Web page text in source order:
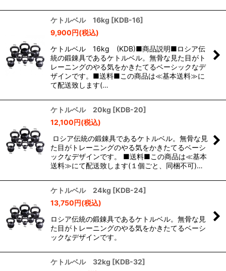
ケトルベル 16kg [KDB-16]
9,900円(税込)
ケトルベル 16kg (KDB)■商品説明■ロシア伝
統の鍛錬具であるケトルベル。無骨な見た目がト
レーニングのやる気をかきたてるベーシックなデ
ザインです。■送料■この商品は≪基本送料≫に
て配送致します(…
ケトルベル 20kg [KDB-20]
12,100円(税込)
ロシア伝統の鍛錬具であるケトルベル。無骨な見
た目がトレーニングのやる気をかきたてるベーシ
ックなデザインです。 ■送料■この商品は≪基本
送料≫にて配送致します(１個ごと、同梱不可)…
ケトルベル 24kg [KDB-24]
13,750円(税込)
ロシア伝統の鍛錬具であるケトルベル。無骨な見
た目がトレーニングのやる気をかきたてるベーシ
ックなデザインです。
ケトルベル 32kg [KDB-32]